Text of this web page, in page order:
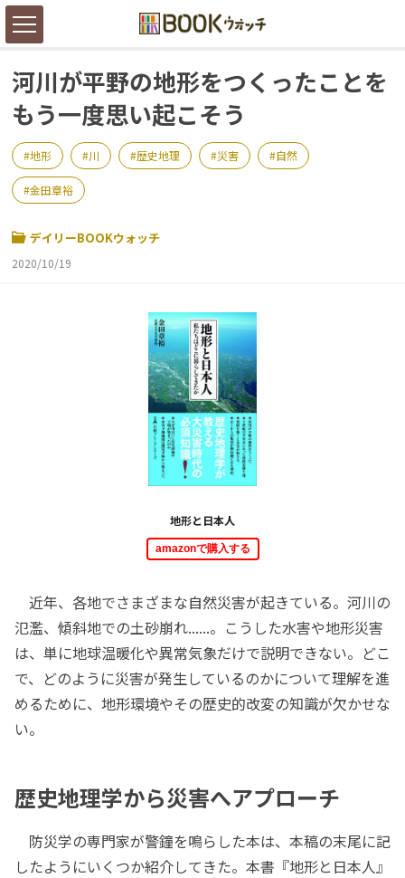
河川が平野の地形をつくったことを
もう一度思い起こそう
地形 川 歴史地理 災害 自然
金田章裕
デイリーBOOKウォッチ
2020/10/19
地形と日本人
amazonで購入する
近年、各地でさまざまな自然災害が起きている。河川の
氾濫、傾斜地での土砂崩れ......。こうした水害や地形災害
は、単に地球温暖化や異常気象だけで説明できない。どこ
で、どのように災害が発生しているのかについて理解を進
めるために、地形環境やその歴史的改変の知識が欠かせな
い。
歴史地理学から災害へアプローチ
防災学の専門家が警鐘を鳴らした本は、本稿の末尾に記
したようにいくつか紹介してきた。本書『地形と日本人』